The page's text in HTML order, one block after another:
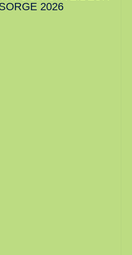
2026